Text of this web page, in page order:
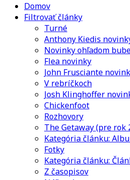
Domov
Filtrovať články
Turné
Anthony Kiedis
Novinky ohľadom
Flea novinky
John Frusciante
V rebríčkoch
Josh Klinghoffer
Chickenfoot
Rozhovory
The Getaway (pre rok
Kategória článku:
Fotky
Kategória článku:
Z časopisov